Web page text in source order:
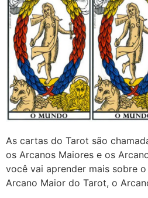
As cartas do Tarot são
os Arcanos Maiores e os
você vai aprender mais sobre
Arcano Maior do Tarot, o